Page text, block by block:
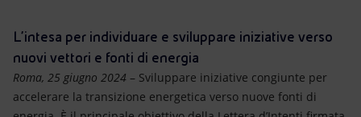
Scenari energetici
L’intesa per individuare e sviluppare iniziative verso
nuovi vettori e fonti di energia
Roma, 25 giugno 2024 – Sviluppare iniziative congiunte per
accelerare la transizione energetica verso nuove fonti di